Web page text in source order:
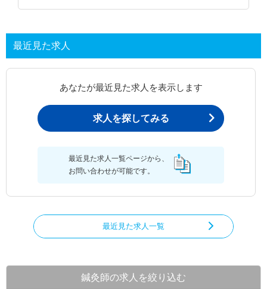
最近見た求人
あなたが最近見た求人を表示します
求人を探してみる
最近見た求人一覧ページから、
お問い合わせが可能です。
最近見た求人一覧
鍼灸師の求人を絞り込む